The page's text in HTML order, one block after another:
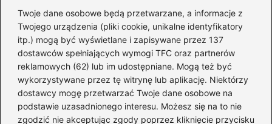
Twoje dane osobowe będą przetwarzane, a informacje z
Twojego urządzenia (pliki cookie, unikalne identyfikatory
itp.) mogą być wyświetlane i zapisywane przez 137
dostawców spełniających wymogi TFC oraz partnerów
reklamowych (62) lub im udostępniane. Mogą też być
wykorzystywane przez tę witrynę lub aplikację. Niektórzy
dostawcy mogę przetwarzać Twoje dane osobowe na
podstawie uzasadnionego interesu. Możesz się na to nie
zgodzić nie akceptując zgody poprzez kliknięcie przycisku
Kategorie
Ciąża(130)
Dziecko(267)
Kobieta(132)
Rodzice (72)
Szkoła i edukacja(5)